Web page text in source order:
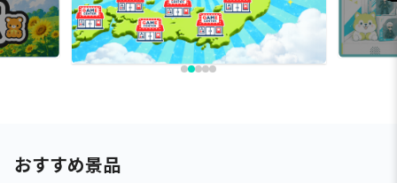
おすすめ景品